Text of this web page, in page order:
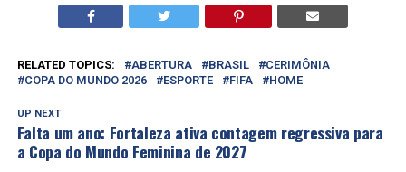
RELATED TOPICS: ABERTURA BRASIL
CERIMÔNIA
COPA DO MUNDO 2026
ESPORTE FIFA HOME
UP NEXT
Falta um ano: Fortaleza ativa contagem regressiva para
a Copa do Mundo Feminina de 2027